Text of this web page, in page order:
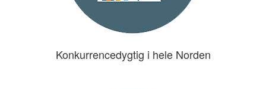
Konkurrencedygtig i hele Norden